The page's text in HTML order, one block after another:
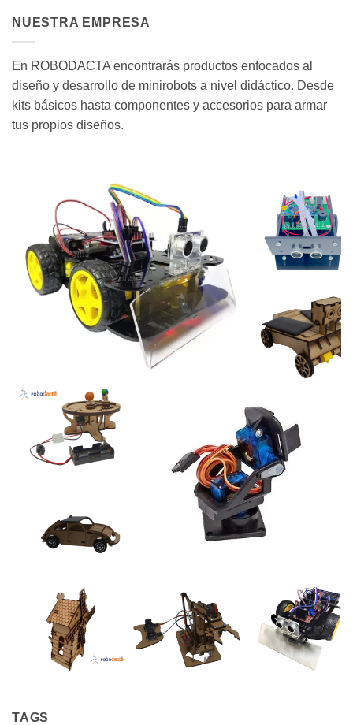
NUESTRA EMPRESA
En ROBODACTA encontrarás productos enfocados al
diseño y desarrollo de minirobots a nivel didáctico. Desde
kits básicos hasta componentes y accesorios para armar
tus propios diseños.
TAGS